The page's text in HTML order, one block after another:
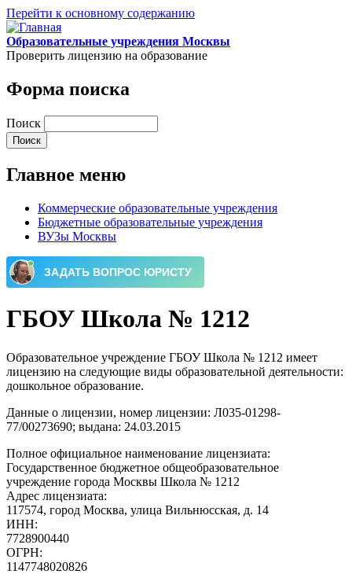
Перейти к основному содержанию
Образовательные учреждения Москвы
Проверить лицензию на образование
Форма поиска
Поиск
Главное меню
Коммерческие образовательные учреждения
Бюджетные образовательные учреждения
ВУЗы Москвы
ГБОУ Школа № 1212
Образовательное учреждение ГБОУ Школа № 1212 имеет
лицензию на следующие виды образовательной деятельности:
дошкольное образование.
Данные о лицензии, номер лицензии: Л035-01298-
77/00273690; выдана: 24.03.2015
Полное официальное наименование лицензиата:
Государственное бюджетное общеобразовательное
учреждение города Москвы Школа № 1212
Адрес лицензиата:
117574, город Москва, улица Вильнюсская, д. 14
ИНН:
7728900440
ОГРН:
1147748020826